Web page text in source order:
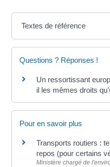
Textes de référence
Questions ? Réponses !
Un ressortissant
il les mêmes droits
Pour en savoir plus
Transports routiers :
repos (pour certains
Ministère chargé de